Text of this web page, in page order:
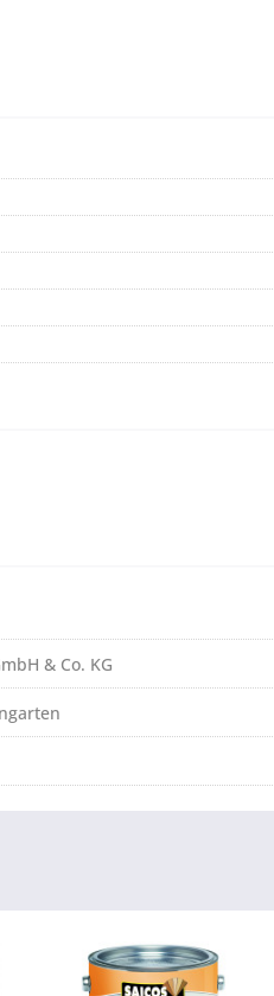
& Co. KG